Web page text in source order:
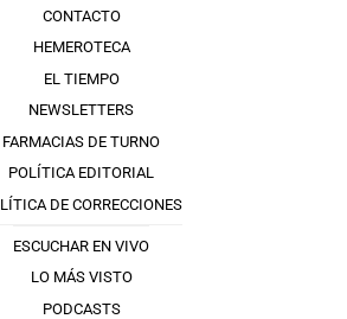
CONTACTO
HEMEROTECA
EL TIEMPO
NEWSLETTERS
FARMACIAS DE TURNO
POLÍTICA EDITORIAL
DE CORRECCIONES
ESCUCHAR EN VIVO
LO MÁS VISTO
PODCASTS